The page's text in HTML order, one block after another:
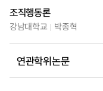
조직행동론
강남대학교 박종혁
연관학위논문